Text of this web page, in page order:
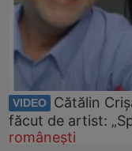
VIDEO
Cătălin
făcut de artist:
românești